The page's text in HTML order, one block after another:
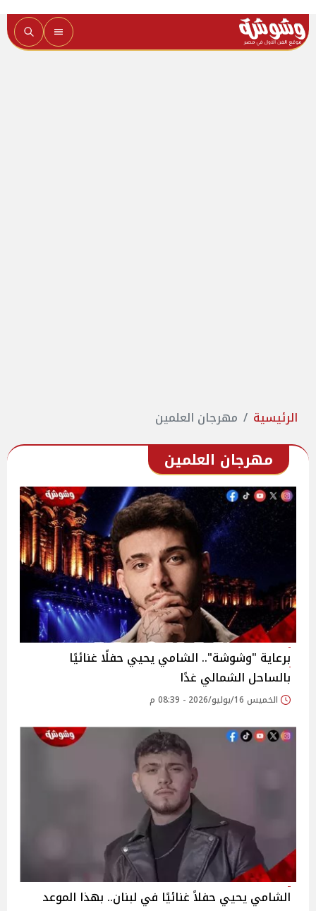
الرئيسية مهرجان العلمين
مهرجان العلمين
برعاية "وشوشة".. الشامي يحيي حفلًا غنائيًا
بالساحل الشمالي غدًا
الخميس 16/يوليو/2026 - 08:39 م
الشامي يحيي حفلاً غنائيًا في لبنان.. بهذا الموعد